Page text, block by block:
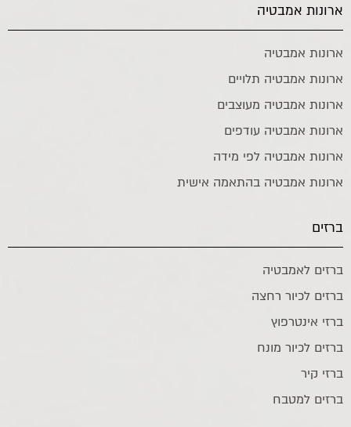
ארונות אמבטיה
ארונות אמבטיה
ארונות אמבטיה תלויים
ארונות אמבטיה מעוצבים
ארונות אמבטיה עודפים
ארונות אמבטיה לפי מידה
ארונות אמבטיה בהתאמה אישית
ברזים
ברזים לאמבטיה
ברזים לכיור רחצה
ברזי אינטרפוץ
ברזים לכיור מונח
ברזי קיר
ברזים למטבח